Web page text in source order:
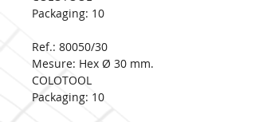
Packaging: 10
Ref.: 80050/30
Mesure: Hex Ø 30 mm.
COLOTOOL
Packaging: 10